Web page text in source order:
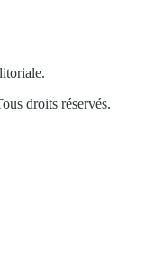
droits réservés.